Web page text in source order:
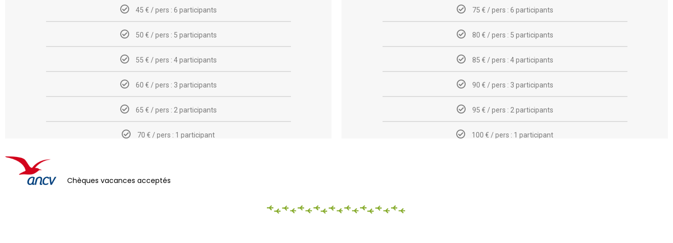
45 € / pers : 6 participants
50 € / pers : 5 participants
55 € / pers : 4 participants
60 € / pers : 3 participants
65 € / pers : 2 participants
70 € / pers : 1 participant
75 € / pers : 6 participants
80 € / pers : 5 participants
85 € / pers : 4 participants
90 € / pers : 3 participants
95 € / pers : 2 participants
100 € / pers : 1 participant
Chèques vacances acceptés